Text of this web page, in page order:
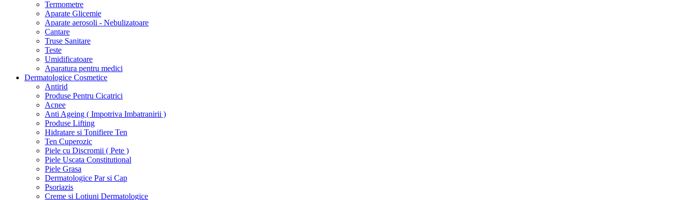
Termometre
Aparate Glicemie
Aparate aerosoli - Nebulizatoare
Cantare
Truse Sanitare
Teste
Umidificatoare
Aparatura pentru medici
Dermatologice Cosmetice
Antirid
Produse Pentru Cicatrici
Acnee
Anti Ageing ( Impotriva Imbatranirii )
Produse Lifting
Hidratare si Tonifiere Ten
Ten Cuperozic
Piele cu Discromii ( Pete )
Piele Uscata Constitutional
Piele Grasa
Dermatologice Par si Cap
Psoriazis
Creme si Lotiuni Dermatologice